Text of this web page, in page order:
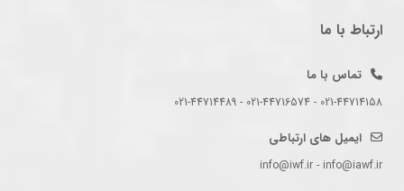
ارتباط با ما
تماس با ما
021-44714158 - 021-44716574 - 021-44714489
ایمیل های ارتباطی
info@iwf.ir - info@iawf.ir